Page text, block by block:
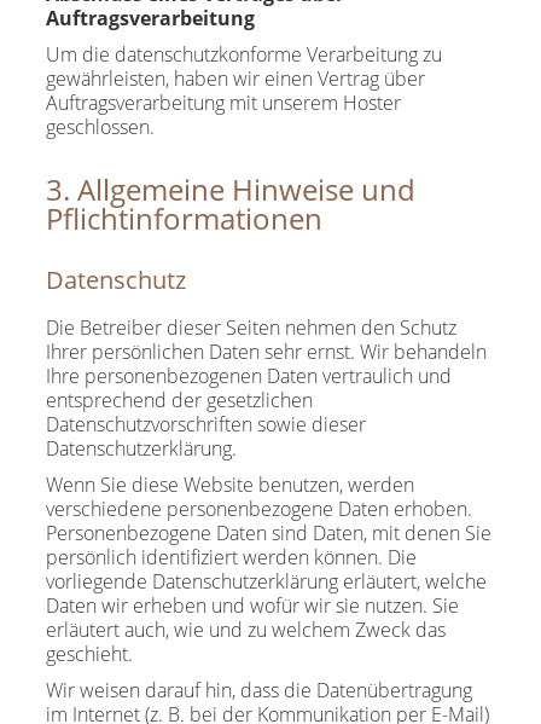
Auftragsverarbeitung
Um die datenschutzkonforme Verarbeitung zu
gewährleisten, haben wir einen Vertrag über
Auftragsverarbeitung mit unserem Hoster
geschlossen.
3. Allgemeine Hinweise und
Pflichtinformationen
Datenschutz
Die Betreiber dieser Seiten nehmen den Schutz
Ihrer persönlichen Daten sehr ernst. Wir behandeln
Ihre personenbezogenen Daten vertraulich und
entsprechend der gesetzlichen
Datenschutzvorschriften sowie dieser
Datenschutzerklärung.
Wenn Sie diese Website benutzen, werden
verschiedene personenbezogene Daten erhoben.
Personenbezogene Daten sind Daten, mit denen Sie
persönlich identifiziert werden können. Die
vorliegende Datenschutzerklärung erläutert, welche
Daten wir erheben und wofür wir sie nutzen. Sie
erläutert auch, wie und zu welchem Zweck das
geschieht.
Wir weisen darauf hin, dass die Datenübertragung
im Internet (z. B. bei der Kommunikation per E-Mail)